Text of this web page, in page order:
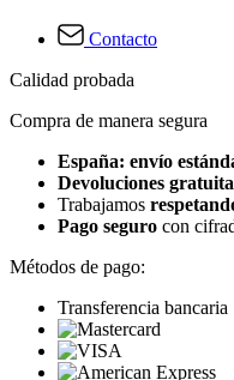
Contacto
Calidad probada
Compra de manera segura
España: envío
Devoluciones
Trabajamos
Pago seguro con
Métodos de pago:
Transferencia bancaria